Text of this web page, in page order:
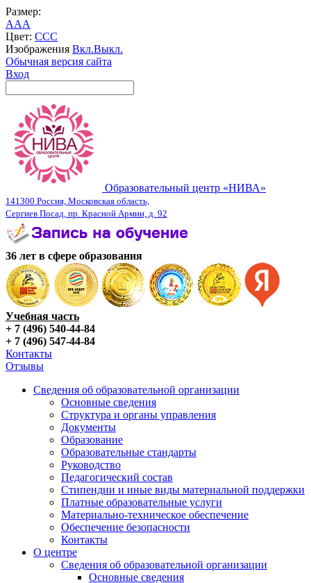
Размер:
AAA
Цвет: CCC
Изображения Вкл.Выкл.
Обычная версия сайта
Вход
Образовательный центр «НИВА»
141300 Россия, Московская область,
Сергиев Посад, пр. Красной Армии, д. 92
36 лет в сфере образования
Учебная часть
+ 7 (496) 540-44-84
+ 7 (496) 547-44-84
Контакты
Отзывы
Сведения об образовательной организации
Основные сведения
Структура и органы управления
Документы
Образование
Образовательные стандарты
Руководство
Педагогический состав
Стипендии и иные виды материальной поддержки
Платные образовательные услуги
Материально-техническое обеспечение
Обеспечение безопасности
Контакты
О центре
Сведения об образовательной организации
Основные сведения